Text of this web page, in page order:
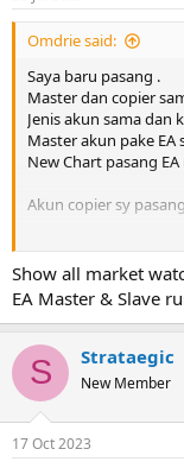
Omdrie said:
Saya baru pasang .
Master dan copier
Jenis akun sama dan
Master akun pake EA
New Chart pasang EA
Akun copier sy
Hasilnya : ga jalan.
Notif pair (c) not
Show all market
EA Master & Slave
S Strataegic
New Member
17 Oct 2023